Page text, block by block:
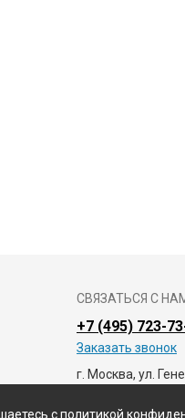
СВЯЗАТЬСЯ С
+7 (495) 723-
Заказать звонок
г. Москва, ул.
с политикой